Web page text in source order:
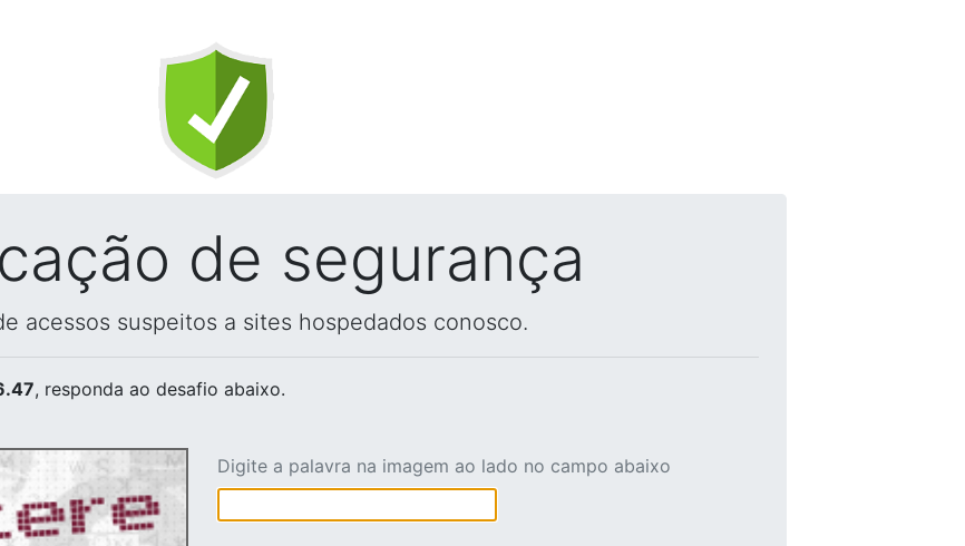
de segurança
acessos suspeitos a sites hospedados conosco.
, responda ao desafio abaixo.
Digite a palavra na imagem ao lado no campo abaixo